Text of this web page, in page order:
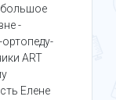
-
АRT
Елене